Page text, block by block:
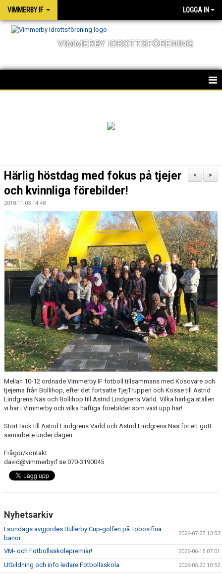
VIMMERBY IF LOGGA IN
VIMMERBY IDROTTSFÖRENING
OM FÖRENINGEN
BARN & UNGDOMSVERKSAMHET
STÖTTA VIF
KONTAKT / BOKNING
>
<
Härlig höstdag med fokus på tjejer
och kvinnliga förebilder!
2018-11-03 14:48
Mellan 10-12 ordnade Vimmerby IF fotboll tillsammans med Kosovare och
tjejerna från Bollihop, efter det fortsatte TjejTruppen och Kosse till Astrid
Lindgrens Näs och Bollihop till Astrid Lindgrens Värld. Vilka härliga ställen
vi har i Vimmerby och vilka häftiga förebilder som växt upp här!
Stort tack till Astrid Lindgrens Värld och Astrid Lindgrens Näs för ett gott
samarbete under dagen.
Frågor/kontakt:
david@vimmerbyif.se 070-3190045
Nyhetsarkiv
I söndags avgjordes Bullerby Cup-golfen på Tobos fina
banor
2026-07-27 13:53
VM- och Fotbollsskolepremiär! 2026-06-15 07:01
Utbildning och info ledare Fotbollsskola 2026-05-20 10:52